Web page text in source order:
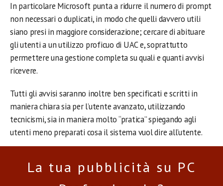
In particolare Microsoft punta a ridurre il numero di prompt
non necessari o duplicati, in modo che quelli davvero utili
siano presi in maggiore considerazione; cercare di abituare
gli utenti a un utilizzo proficuo di UAC e, soprattutto
permettere una gestione completa su quali e quanti avvisi
ricevere.
Tutti gli avvisi saranno inoltre ben specificati e scritti in
maniera chiara sia per l’utente avanzato, utilizzando
tecnicismi, sia in maniera molto “pratica” spiegando agli
utenti meno preparati cosa il sistema vuol dire all’utente.
La tua pubblicità su PC